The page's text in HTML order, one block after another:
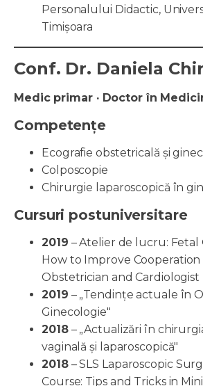
Personalului Didactic,
Timișoara
Conf. Dr. Daniela
Medic primar · Doctor în
Competențe
Ecografie obstetricală și
Colposcopie
Chirurgie laparoscopică în
Cursuri postuniversitare
2019 – Atelier de lucru: Fetal
How to Improve
Obstetrician and Cardiologist
2019 – „Tendințe actuale în
Ginecologie"
2018– „Actualizări în
vaginală și laparoscopică"
2018– SLS Laparoscopic
Course: Tips and Tricks in